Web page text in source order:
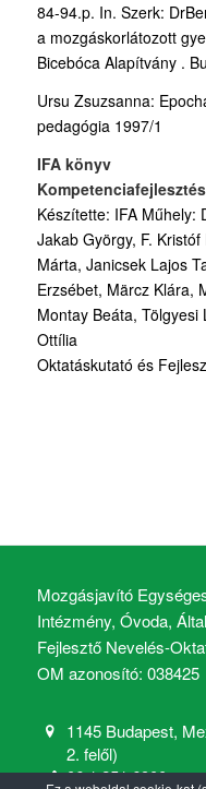
84-94.p. In. Szerk:
a mozgáskorlátozott
Bicebóca Alapítvány .
Ursu Zsuzsanna:
pedagógia 1997/1
IFA könyv
Készítette: IFA Műhely:
Jakab György, F.
Márta, Janicsek Lajos
Erzsébet, Märcz Klára,
Montay Beáta,
Ottília
Oktatáskutató és
Mozgásjavító
Intézmény, Óvoda,
Fejlesztő Nevelés-
OM azonosító: 038425
1145 Budapest,
2. felől)
06 1 251 6900